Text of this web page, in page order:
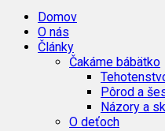
Domov
O nás
Články
Čakáme bábätko
Pôrod a
Názory a
O deťoch